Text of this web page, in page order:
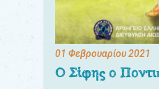
01 Φεβρουαρίου 2021
Ο Σίφης ο